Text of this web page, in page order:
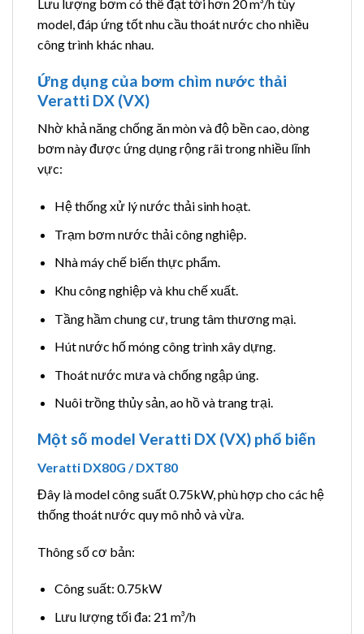
Lưu lượng bơm có thể đạt tới hơn 20 m³/h tùy
model, đáp ứng tốt nhu cầu thoát nước cho nhiều
công trình khác nhau.
Ứng dụng của bơm chìm nước thải
Veratti DX (VX)
Nhờ khả năng chống ăn mòn và độ bền cao, dòng
bơm này được ứng dụng rộng rãi trong nhiều lĩnh
vực:
Hệ thống xử lý nước thải sinh hoạt.
Trạm bơm nước thải công nghiệp.
Nhà máy chế biến thực phẩm.
Khu công nghiệp và khu chế xuất.
Tầng hầm chung cư, trung tâm thương mại.
Hút nước hố móng công trình xây dựng.
Thoát nước mưa và chống ngập úng.
Nuôi trồng thủy sản, ao hồ và trang trại.
Một số model Veratti DX (VX) phổ biến
Veratti DX80G / DXT80
Đây là model công suất 0.75kW, phù hợp cho các hệ
thống thoát nước quy mô nhỏ và vừa.
Thông số cơ bản:
Công suất: 0.75kW
Lưu lượng tối đa: 21 m³/h